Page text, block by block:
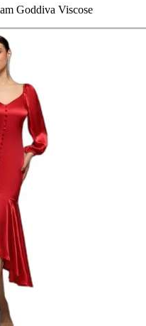
Goddiva Viscose